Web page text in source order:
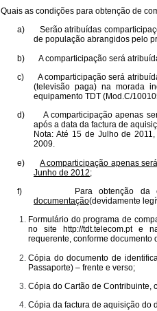
Quais as condições para obtenção de
a)
Serão atribuídas
de população abrangidos pelo
b)
A comparticipação será
c)
A comparticipação será
(televisão paga) na morada
equipamento TDT (Mod.C/
d)
A comparticipação apenas
após a data da factura de
Nota: Até 15 de Julho de
2009.
e)
A comparticipação apenas
Junho de 2012;
f)
Para obtenção da
documentação(devidamente
Formulário do programa de
no site http://tdt.telecom.pt e
requerente, conforme documento
Cópia do documento de
Passaporte) – frente e verso;
Cópia do Cartão de Contribuinte,
Cópia da factura de aquisição do